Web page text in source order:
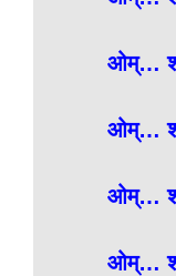
ओम्…
ओम्…
ओम्…
ओम्…